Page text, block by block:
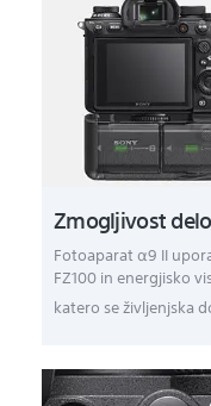
Zmogljivost
Fotoaparat α9 II
FZ100 in energjisko
katero se življenjska